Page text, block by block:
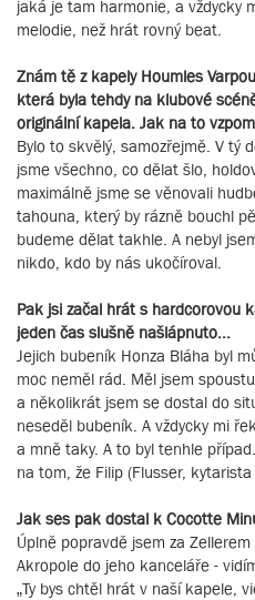
jaká je tam harmonie, a vždycky
melodie, než hrát rovný beat.
Znám tě z kapely Houmles
která byla tehdy na klubové
originální kapela. Jak na to
Bylo to skvělý, samozřejmě. V tý
jsme všechno, co dělat šlo,
maximálně jsme se věnovali
tahouna, který by rázně bouchl
budeme dělat takhle. A nebyl
nikdo, kdo by nás ukočíroval.
Pak jsi začal hrát s hardcorovou
jeden čas slušně našlápnuto...
Jejich bubeník Honza Bláha byl
moc neměl rád. Měl jsem
a několikrát jsem se dostal do
neseděl bubeník. A vždycky mi
a mně taky. A to byl tenhle
na tom, že Filip (Flusser,
Jak ses pak dostal k Cocotte
Úplně popravdě jsem za
Akropole do jeho kanceláře -
„Ty bys chtěl hrát v naší kapele,